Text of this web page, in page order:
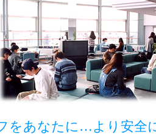
をあなたに…より安全